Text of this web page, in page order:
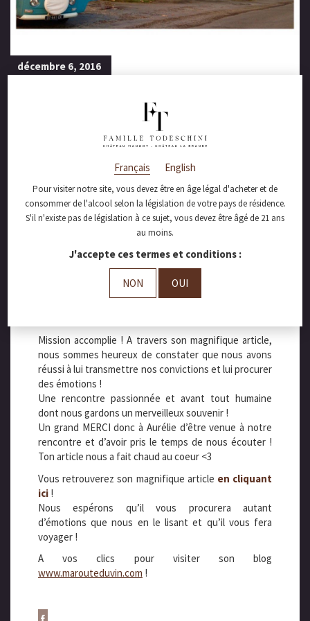
décembre 6, 2016
Château Mangot,
rencontre avec
marouteduvin.com !
Nous avons eu le plaisir d’accueillirAurélie
, auteur du blog
marouteduvin.com à Château Mangot !
Mission accomplie ! A travers son magnifique article,
nous sommes heureux de constater que nous avons
réussi à lui transmettre nos convictions et lui procurer
des émotions !
Une rencontre passionnée et avant tout humaine
dont nous gardons un merveilleux souvenir !
Un grand MERCI donc à Aurélie d’être venue à notre
rencontre et d’avoir pris le temps de nous écouter !
Ton article nous a fait chaud au coeur <3
Vous retrouverez son magnifique article en cliquant
ici !
Nous espérons qu’il vous procurera autant
d’émotions que nous en le lisant et qu’il vous fera
voyager !
A vos clics pour visiter son blog
www.marouteduvin.com !
Français English
Pour visiter notre site, vous devez être en âge légal d'acheter et de
consommer de l'alcool selon la législation de votre pays de résidence.
S'il n'existe pas de législation à ce sujet, vous devez être âgé de 21 ans
au moins.
J'accepte ces termes et conditions :
NON OUI